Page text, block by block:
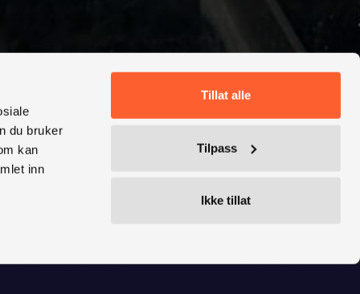
du bruker
kan
inn
Tillat alle
Tilpass
Ikke tillat